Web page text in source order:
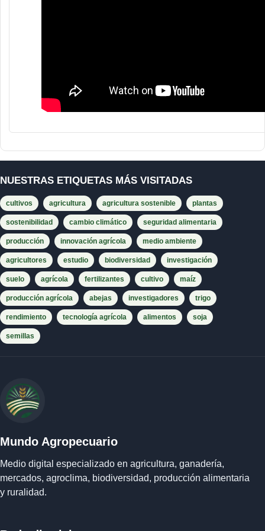
NUESTRAS ETIQUETAS MÁS VISITADAS
cultivos agricultura agricultura sostenible plantas
sostenibilidad cambio climático seguridad alimentaria
producción innovación agrícola medio ambiente
agricultores estudio biodiversidad investigación
suelo agrícola fertilizantes cultivo maíz
producción agrícola abejas investigadores trigo
rendimiento tecnología agrícola alimentos soja
semillas
Mundo Agropecuario
Medio digital especializado en agricultura, ganadería,
mercados, agroclima, biodiversidad, producción alimentaria
y ruralidad.